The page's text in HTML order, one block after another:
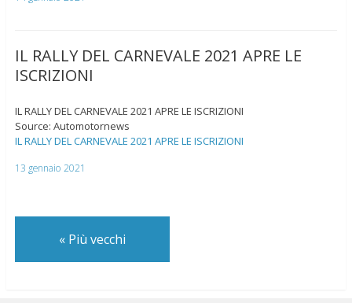
IL RALLY DEL CARNEVALE 2021 APRE LE
ISCRIZIONI
IL RALLY DEL CARNEVALE 2021 APRE LE ISCRIZIONI
Source: Automotornews
IL RALLY DEL CARNEVALE 2021 APRE LE ISCRIZIONI
13 gennaio 2021
«Più vecchi